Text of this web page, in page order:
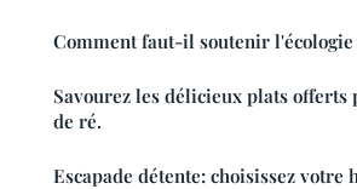
Comment faut-il soutenir l'écologie
Savourez les délicieux plats
de ré.
Escapade détente: choisissez votre